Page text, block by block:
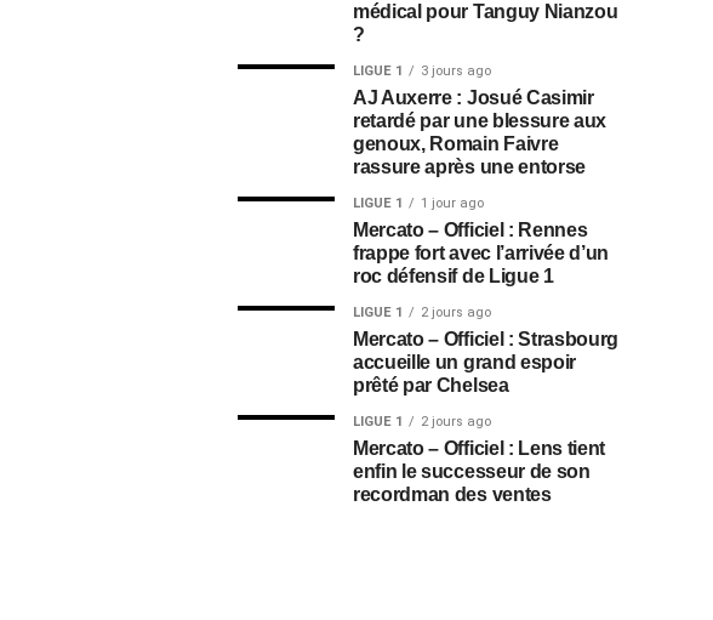
médical pour Tanguy Nianzou
?
LIGUE 1 3 jours ago
AJ Auxerre : Josué Casimir
retardé par une blessure aux
genoux, Romain Faivre
rassure après une entorse
LIGUE 1 1 jour ago
Mercato – Officiel : Rennes
frappe fort avec l’arrivée d’un
roc défensif de Ligue 1
LIGUE 1 2 jours ago
Mercato – Officiel : Strasbourg
accueille un grand espoir
prêté par Chelsea
LIGUE 1 2 jours ago
Mercato – Officiel : Lens tient
enfin le successeur de son
recordman des ventes